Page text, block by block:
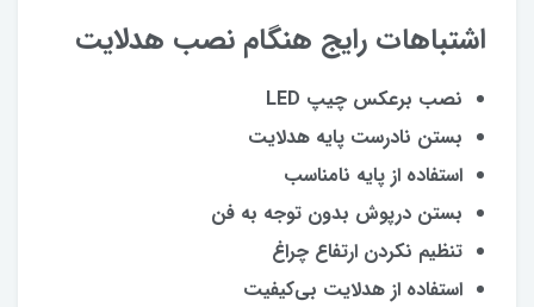
اشتباهات رایج هنگام نصب هدلایت
نصب برعکس چیپ LED
بستن نادرست پایه هدلایت
استفاده از پایه نامناسب
بستن درپوش بدون توجه به فن
تنظیم نکردن ارتفاع چراغ
استفاده از هدلایت بی‌کیفیت